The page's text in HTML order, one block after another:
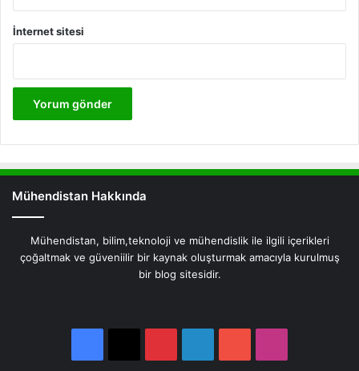
İnternet sitesi
Mühendistan Hakkında
Mühendistan, bilim,teknoloji ve mühendislik ile ilgili içerikleri
çoğaltmak ve güveniilir bir kaynak oluşturmak amacıyla kurulmuş
bir blog sitesidir.